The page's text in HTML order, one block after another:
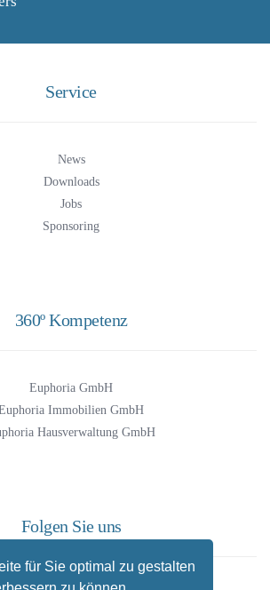
für Sie optimal zu gestalten
Service
News
Downloads
Jobs
Sponsoring
360º Kompetenz
Euphoria GmbH
Immobilien GmbH
Hausverwaltung GmbH
Folgen Sie uns